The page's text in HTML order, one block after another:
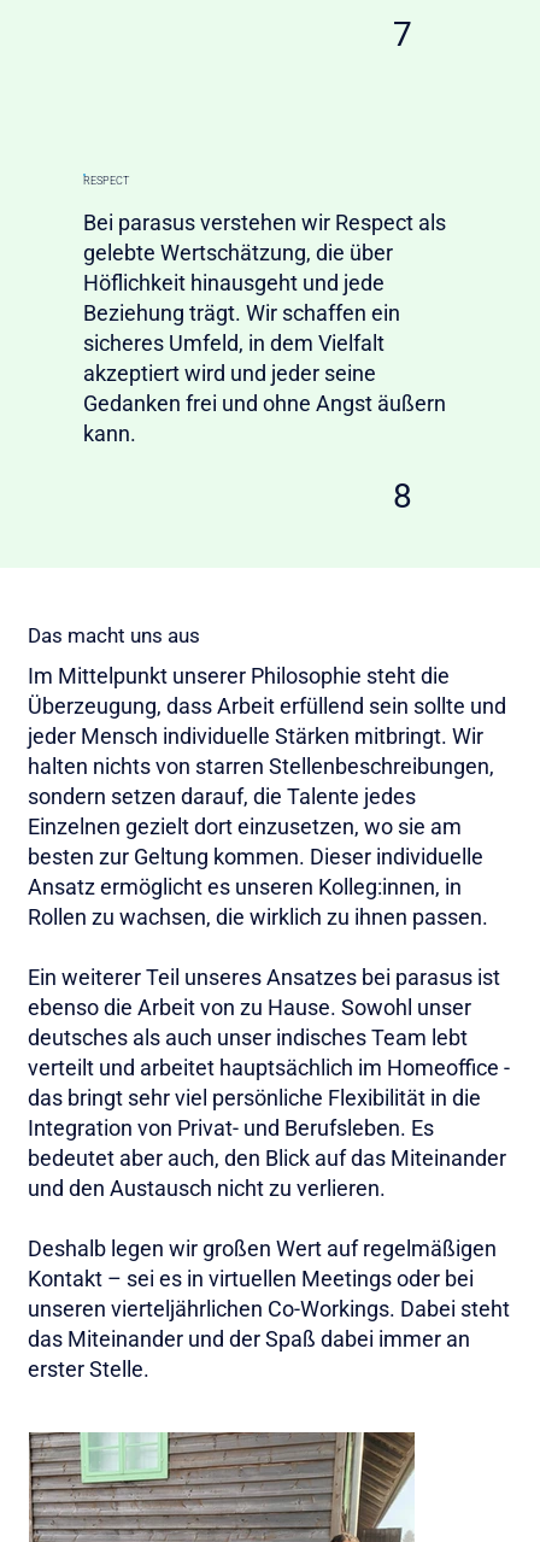
7
RESPECT
Bei parasus verstehen wir Respect als
gelebte Wertschätzung, die über
Höflichkeit hinausgeht und jede
Beziehung trägt. Wir schaffen ein
sicheres Umfeld, in dem Vielfalt
akzeptiert wird und jeder seine
Gedanken frei und ohne Angst äußern
kann.
8
Das macht uns aus
Im Mittelpunkt unserer Philosophie steht die
Überzeugung, dass Arbeit erfüllend sein sollte und
jeder Mensch individuelle Stärken mitbringt. Wir
halten nichts von starren Stellenbeschreibungen,
sondern setzen darauf, die Talente jedes
Einzelnen gezielt dort einzusetzen, wo sie am
besten zur Geltung kommen. Dieser individuelle
Ansatz ermöglicht es unseren Kolleg:innen, in
Rollen zu wachsen, die wirklich zu ihnen passen.
Ein weiterer Teil unseres Ansatzes bei parasus ist
ebenso die Arbeit von zu Hause. Sowohl unser
deutsches als auch unser indisches Team lebt
verteilt und arbeitet hauptsächlich im Homeoffice -
das bringt sehr viel persönliche Flexibilität in die
Integration von Privat- und Berufsleben. Es
bedeutet aber auch, den Blick auf das Miteinander
und den Austausch nicht zu verlieren.
Deshalb legen wir großen Wert auf regelmäßigen
Kontakt – sei es in virtuellen Meetings oder bei
unseren vierteljährlichen Co-Workings. Dabei steht
das Miteinander und der Spaß dabei immer an
erster Stelle.